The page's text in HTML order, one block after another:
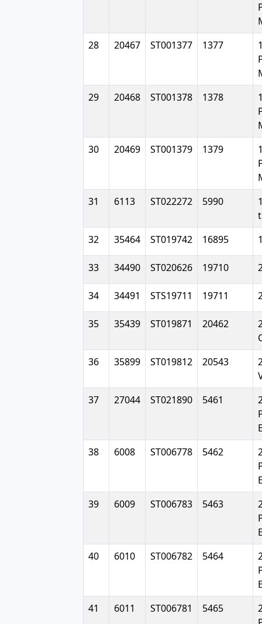
28
20467 ST001377 1377
29
20468 ST001378 1378
30
20469 ST001379 1379
31
6113 ST022272 5990
32
35464 ST019742 16895
33 34490 ST020626 19710
34 34491 STS19711 19711
35 35439 ST019871 20462
36
35899 ST019812 20543
37
27044 ST021890 5461
38
6008 ST006778 5462
39
6009 ST006783 5463
40
6010 ST006782 5464
41
6011 ST006781 5465